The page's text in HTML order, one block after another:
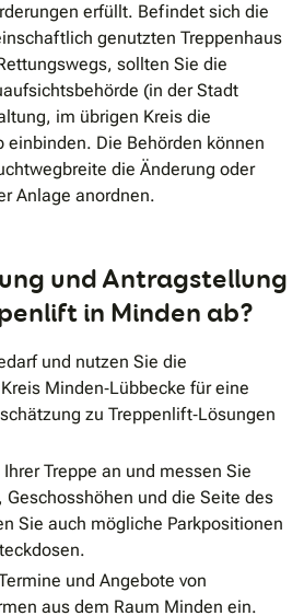
erfüllt. Befindet sich die
genutzten Treppenhaus
sollten Sie die
(in der Stadt
im übrigen Kreis die
einbinden. Die Behörden können
die Änderung oder
Anlage anordnen.
und Antragstellung
in Minden ab?
und nutzen Sie die
Minden‐Lübbecke für eine
zu Treppenlift‐Lösungen
Treppe an und messen Sie
und die Seite des
Sie auch mögliche Parkpositionen
und Angebote von
aus dem Raum Minden ein.